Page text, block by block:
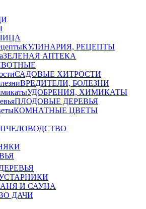
КУЛИНАРИЯ, РЕЦЕПТЫ
ЗЕЛЕНАЯ АПТЕКА
САДОВЫЕ ХИТРОСТИ
ВРЕДИТЕЛИ, БОЛЕЗНИ
УДОБРЕНИЯ, ХИМИКАТЫ
ПЛОДОВЫЕ ДЕРЕВЬЯ
КОМНАТНЫЕ ЦВЕТЫ
ПЧЕЛОВОДСТВО
И САУНА
ДАЧИ